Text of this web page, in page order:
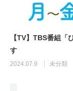
【TV】TBS番組「
す
2024.07.9 未分類